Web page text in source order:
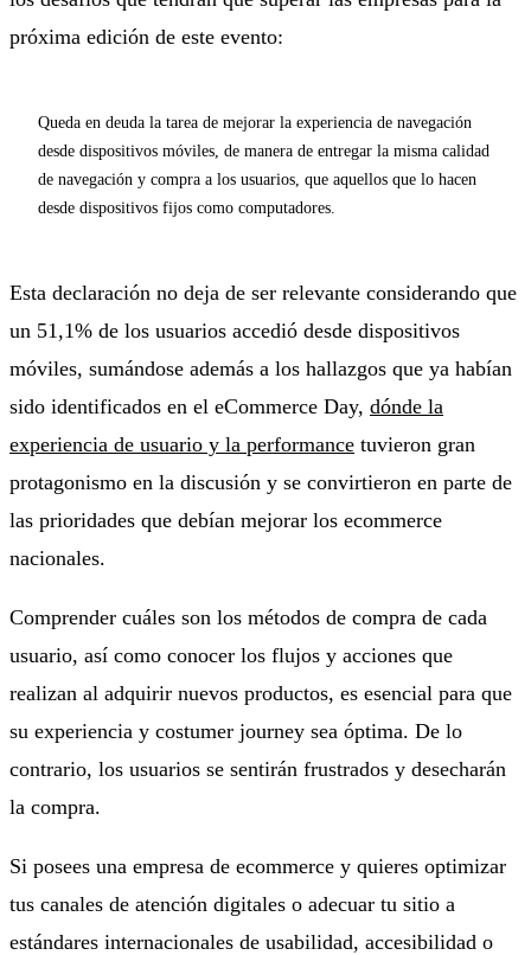
próxima edición de este evento:
Queda en deuda la tarea de mejorar la experiencia de navegación
desde dispositivos móviles, de manera de entregar la misma calidad
de navegación y compra a los usuarios, que aquellos que lo hacen
desde dispositivos fijos como computadores.
Esta declaración no deja de ser relevante considerando que
un 51,1% de los usuarios accedió desde dispositivos
móviles, sumándose además a los hallazgos que ya habían
sido identificados en el eCommerce Day, dónde la
experiencia de usuario y la performance tuvieron gran
protagonismo en la discusión y se convirtieron en parte de
las prioridades que debían mejorar los ecommerce
nacionales.
Comprender cuáles son los métodos de compra de cada
usuario, así como conocer los flujos y acciones que
realizan al adquirir nuevos productos, es esencial para que
su experiencia y costumer journey sea óptima. De lo
contrario, los usuarios se sentirán frustrados y desecharán
la compra.
Si posees una empresa de ecommerce y quieres optimizar
tus canales de atención digitales o adecuar tu sitio a
estándares internacionales de usabilidad, accesibilidad o